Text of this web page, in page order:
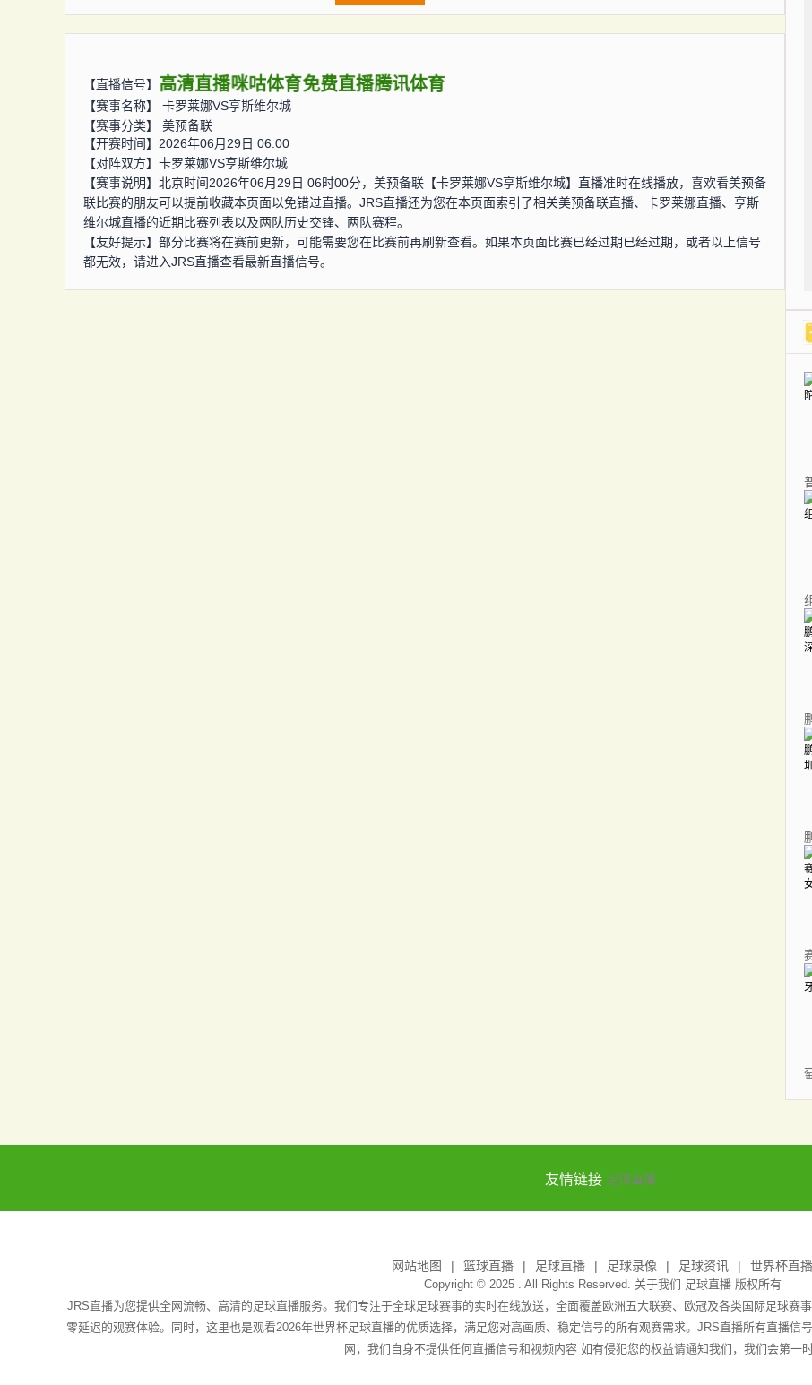
【直播信号】 高清直播 咪咕体育 免费直播 腾讯体育
【赛事名称】 卡罗莱娜VS亨斯维尔城
【赛事分类】 美预备联
【开赛时间】2026年06月29日 06:00
【对阵双方】 卡罗莱娜VS亨斯维尔城
【赛事说明】北京时间2026年06月29日 06时00分，美预备联【卡罗莱娜VS亨斯维尔城】直播准时在线播放，喜欢看美预备
联比赛的朋友可以提前收藏本页面以免错过直播。JRS直播还为您在本页面索引了相关美预备联直播、卡罗莱娜直播、亨斯
维尔城直播的近期比赛列表以及两队历史交锋、两队赛程。
【友好提示】部分比赛将在赛前更新，可能需要您在比赛前再刷新查看。如果本页面比赛已经过期已经过期，或者以上信号
都无效，请进入JRS直播查看最新直播信号。
友情链接 足球直播
网站地图 篮球直播 足球直播 足球录像 足球资讯 世界杯直播
Copyright © 2025 . All Rights Reserved. 关于我们 足球直播版权所有
JRS直播为您提供全网流畅、高清的足球直播服务。我们专注于全球足球赛事的实时在线放送，全面覆盖欧洲五大联赛、欧冠及各类国际足球赛
零延迟的观赛体验。同时，这里也是观看2026年世界杯足球直播的优质选择，满足您对高画质、稳定信号的所有观赛需求。JRS直播所有直播信
网，我们自身不提供任何直播信号和视频内容 如有侵犯您的权益请通知我们，我们会第一时